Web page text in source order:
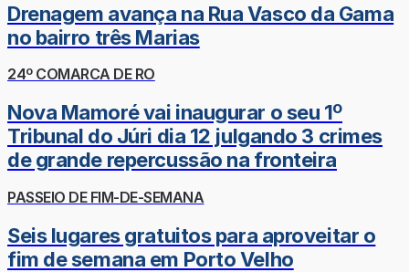
Drenagem avança na Rua Vasco da Gama
no bairro três Marias
24º COMARCA DE RO
Nova Mamoré vai inaugurar o seu 1º
Tribunal do Júri dia 12 julgando 3 crimes
de grande repercussão na fronteira
PASSEIO DE FIM-DE-SEMANA
Seis lugares gratuitos para aproveitar o
fim de semana em Porto Velho